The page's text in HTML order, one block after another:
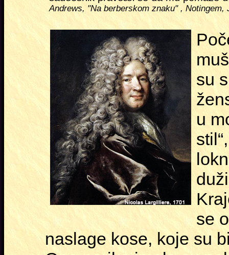
Andrews, "Na berberskom znaku" ,
su
u
se
naslage kose, koje su